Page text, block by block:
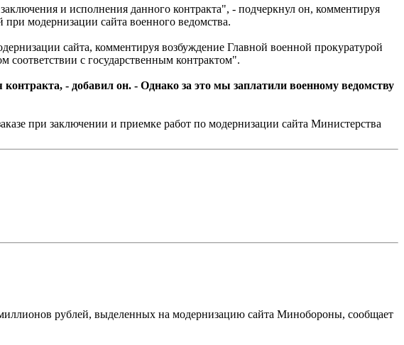
и исполнения данного контракта", - подчеркнул он, комментируя
модернизации сайта военного ведомства.
сайта, комментируя возбуждение Главной военной прокуратурой
соответствии с государственным контрактом".
- добавил он. - Однако за это мы заплатили военному ведомству
при заключении и приемке работ по модернизации сайта Министерства
рублей, выделенных на модернизацию сайта Минобороны, сообщает